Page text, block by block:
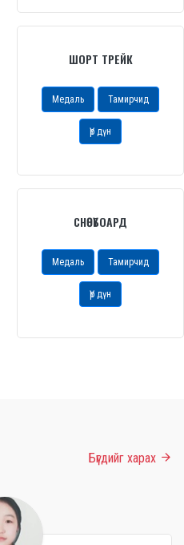
ШОРТ ТРЕЙК
Медаль Тамирчид
Үр дүн
СНӨҮБОАРД
Медаль Тамирчид
Үр дүн
Бүгдийг харах